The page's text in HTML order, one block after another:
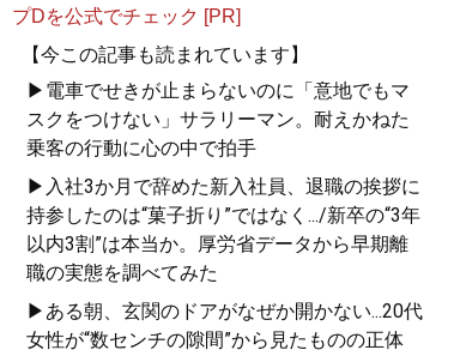
プDを公式でチェック [PR]
【今この記事も読まれています】
▶電車でせきが止まらないのに「意地でもマ
スクをつけない」サラリーマン。耐えかねた
乗客の行動に心の中で拍手
▶入社3か月で辞めた新入社員、退職の挨拶に
持参したのは“菓子折り”ではなく.../新卒の“3年
以内3割”は本当か。厚労省データから早期離
職の実態を調べてみた
▶ある朝、玄関のドアがなぜか開かない...20代
女性が“数センチの隙間”から見たものの正体